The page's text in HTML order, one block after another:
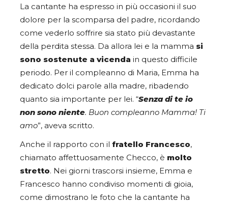
La cantante ha espresso in più occasioni il suo
dolore per la scomparsa del padre, ricordando
come vederlo soffrire sia stato più devastante
della perdita stessa. Da allora lei e la mamma si
sono sostenute a vicenda in questo difficile
periodo. Per il compleanno di Maria, Emma ha
dedicato dolci parole alla madre, ribadendo
quanto sia importante per lei. “Senza di te io
non sono niente. Buon compleanno Mamma! Ti
amo”, aveva scritto.
Anche il rapporto con il fratello Francesco,
chiamato affettuosamente Checco, è molto
stretto. Nei giorni trascorsi insieme, Emma e
Francesco hanno condiviso momenti di gioia,
come dimostrano le foto che la cantante ha